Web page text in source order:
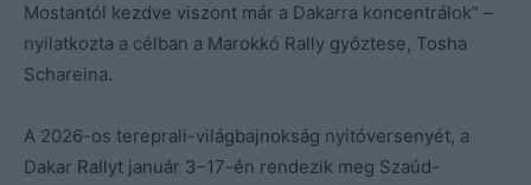
Mostantól kezdve viszont már a Dakarra koncentrálok” –
nyilatkozta a célban a Marokkó Rally győztese, Tosha
Schareina.
A 2026-os tereprali-világbajnokság nyitóversenyét, a
Dakar Rallyt január 3–17-én rendezik meg Szaúd-